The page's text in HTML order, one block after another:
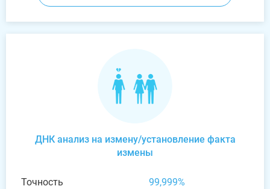
ДНК анализ на измену/установление факта
измены
Точность
99,999%